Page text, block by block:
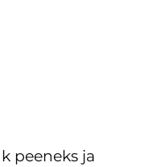
peeneks ja